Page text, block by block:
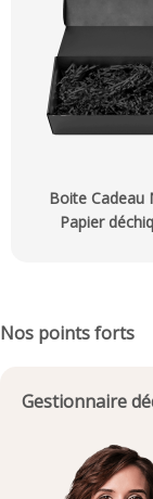
Boite Cadeau
Papier
Nos points forts
Gestionnaire